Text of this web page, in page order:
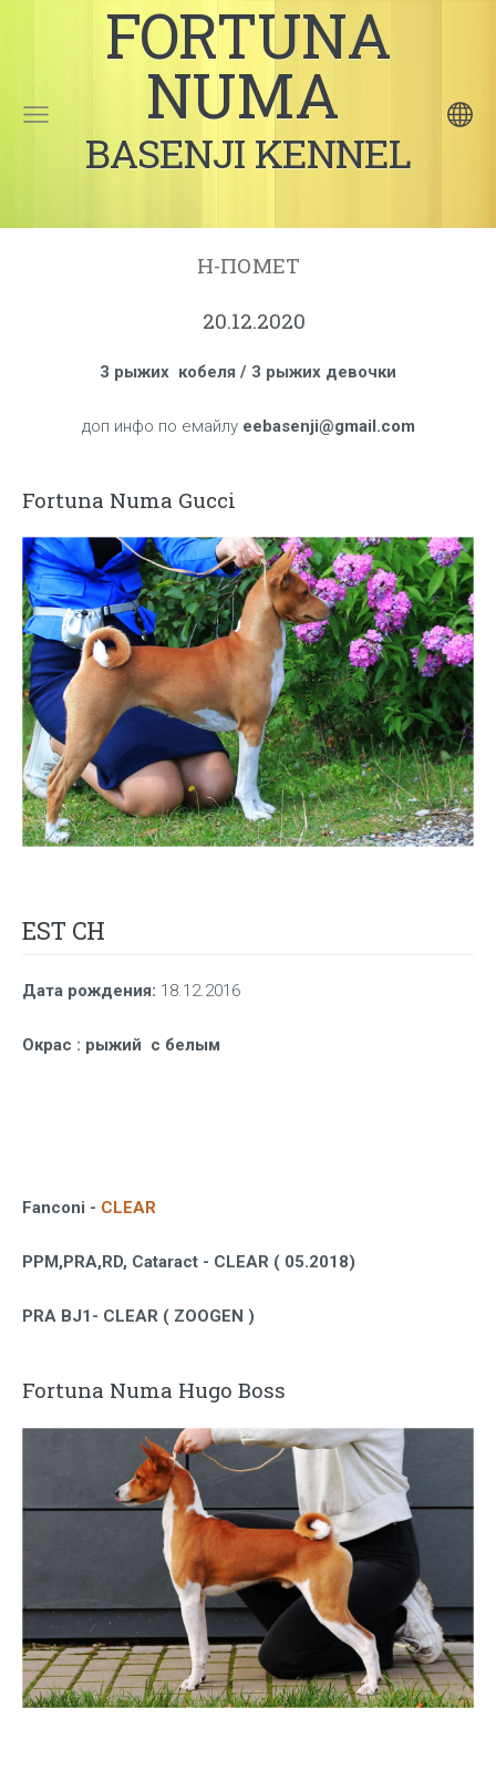
FORTUNA
NUMA
BASENJI KENNEL
Н-ПОМЕТ
20.12.2020
3 рыжих кобеля / 3 рыжих девочки
доп инфо по емайлу eebasenji@gmail.com
Fortuna Numa Gucci
EST CH
Дата рождения: 18.12.2016
Окрас : рыжий с белым
Fanconi - CLEAR
PPM,PRA,RD, Cataract - CLEAR ( 05.2018)
PRA BJ1- CLEAR ( ZOOGEN )
Fortuna Numa Hugo Boss